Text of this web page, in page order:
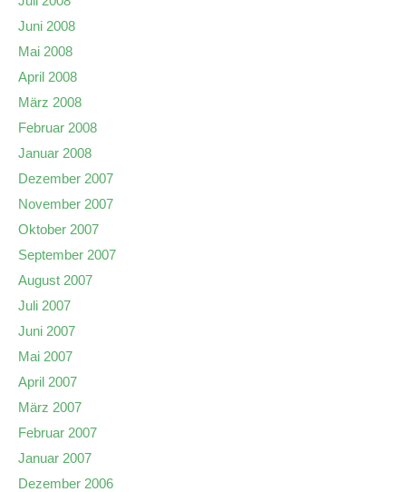
Juni 2008
Mai 2008
April 2008
März 2008
Februar 2008
Januar 2008
Dezember 2007
November 2007
Oktober 2007
September 2007
August 2007
Juli 2007
Juni 2007
Mai 2007
April 2007
März 2007
Februar 2007
Januar 2007
Dezember 2006